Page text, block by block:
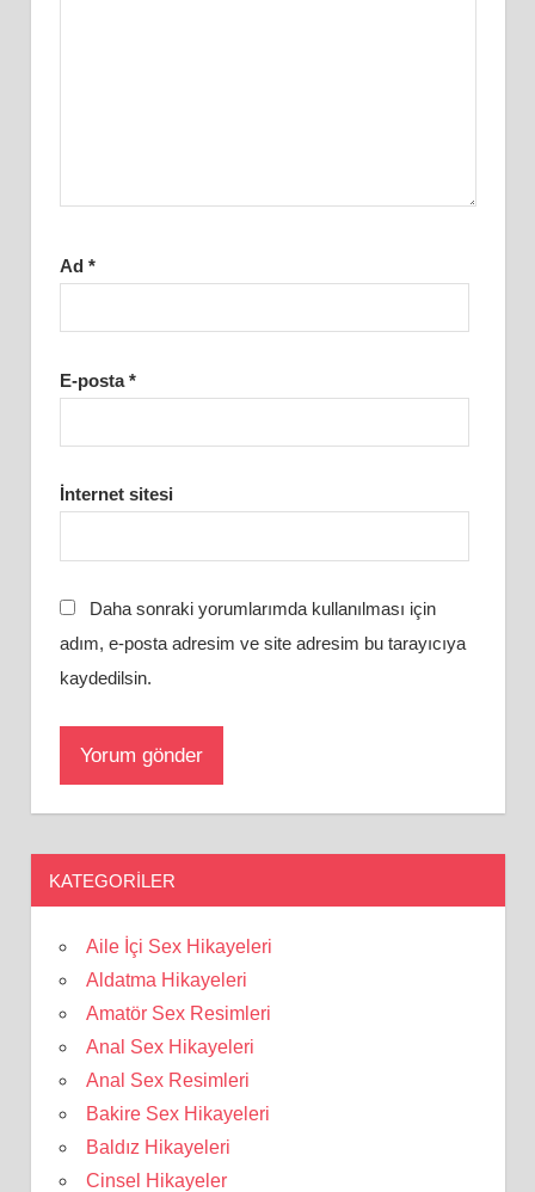
Ad *
E-posta*
İnternet sitesi
Daha sonraki yorumlarımda kullanılması için
adım, e-posta adresim ve site adresim bu tarayıcıya
kaydedilsin.
KATEGORILER
Aile İçi Sex Hikayeleri
Aldatma Hikayeleri
Amatör Sex Resimleri
Anal Sex Hikayeleri
Anal Sex Resimleri
Bakire Sex Hikayeleri
Baldız Hikayeleri
Cinsel Hikayeler